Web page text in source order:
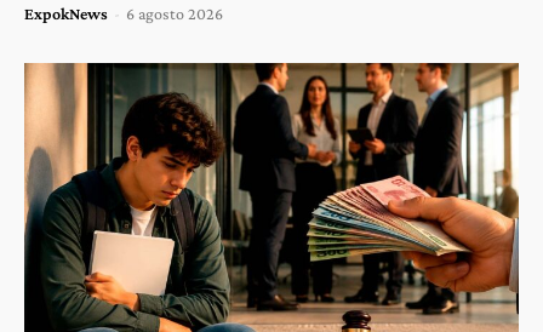
ExpokNews - 6 agosto 2026